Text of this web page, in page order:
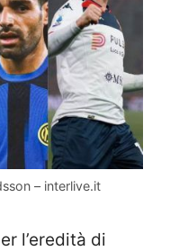
– interlive.it
l’eredità di